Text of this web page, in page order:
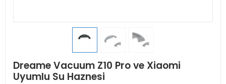
Dreame Vacuum Z10 Pro ve Xiaomi
Uyumlu Su Haznesi